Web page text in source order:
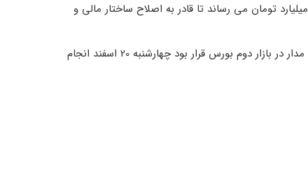
، سرمایه فعلی را از 230 به 460 میلیارد تومان می رساند تا قادر به اصلاح ساختار مالی و
شایان ذکر است که عرضه اولیه 15 درصدی سهام سرمایه گذاری مدیریت سرمایه مدار در بازار دوم بورس قرار بود چهارشنبه 20 اسفند انجام